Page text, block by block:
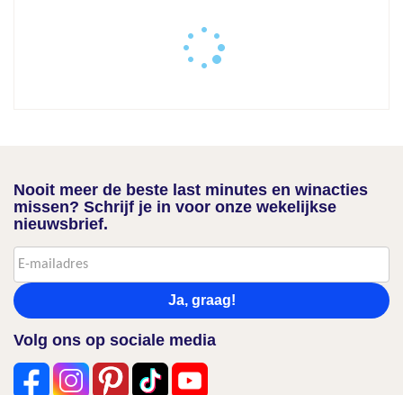
Nooit meer de beste last minutes en winacties
missen? Schrijf je in voor onze wekelijkse
nieuwsbrief.
Ja, graag!
Volg ons op sociale media